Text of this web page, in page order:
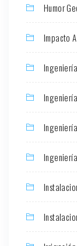
Humor
Impacto